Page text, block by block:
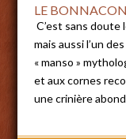
LE BONNACON
C’est sans
mais aussi l’un
« manso »
et aux cornes
une crinière